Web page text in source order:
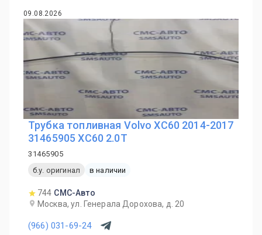
09.08.2026
Трубка топливная Volvo XC60 2014-2017
31465905 ХС60 2.0T
31465905
б.у. оригинал
в наличии
744 СМС-Авто
Москва, ул. Генерала Дорохова, д. 20
(966) 031-69-24